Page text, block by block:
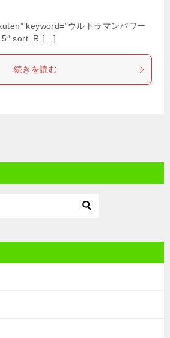
keyword=”ウルトラマンパワー
sort=R […]
続きを読む